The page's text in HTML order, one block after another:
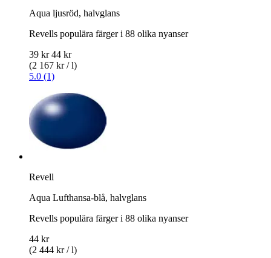
Aqua ljusröd, halvglans
Revells populära färger i 88 olika nyanser
39 kr 44 kr
(2 167 kr / l)
5.0 (1)
Revell
Aqua Lufthansa-blå, halvglans
Revells populära färger i 88 olika nyanser
44 kr
(2 444 kr / l)